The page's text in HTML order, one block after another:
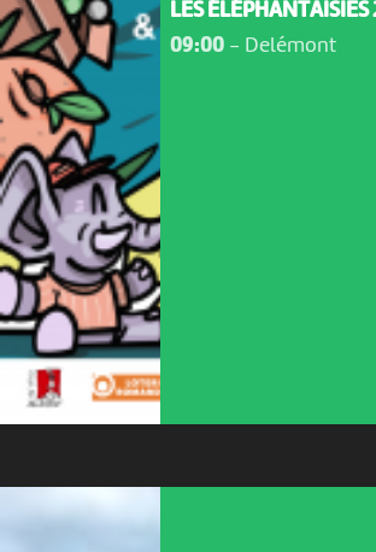
LES ÉLÉPHANTAISIES
09:00- Delémont